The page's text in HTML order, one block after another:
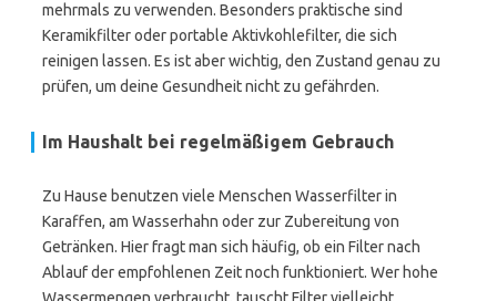
mehrmals zu verwenden. Besonders praktische sind
Keramikfilter oder portable Aktivkohlefilter, die sich
reinigen lassen. Es ist aber wichtig, den Zustand genau zu
prüfen, um deine Gesundheit nicht zu gefährden.
Im Haushalt bei regelmäßigem Gebrauch
Zu Hause benutzen viele Menschen Wasserfilter in
Karaffen, am Wasserhahn oder zur Zubereitung von
Getränken. Hier fragt man sich häufig, ob ein Filter nach
Ablauf der empfohlenen Zeit noch funktioniert. Wer hohe